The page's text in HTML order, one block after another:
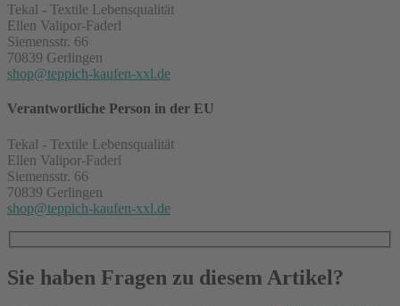
Tekal - Textile Lebensqualität
Ellen Valipor-Faderl
Siemensstr. 66
70839 Gerlingen
shop@teppich-kaufen-xxl.de
Verantwortliche Person in der EU
Tekal - Textile Lebensqualität
Ellen Valipor-Faderl
Siemensstr. 66
70839 Gerlingen
shop@teppich-kaufen-xxl.de
Sie haben Fragen zu diesem Artikel?